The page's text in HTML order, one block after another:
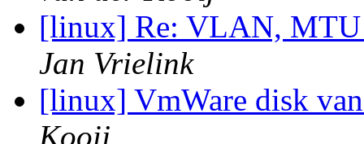
[linux] Re: VLAN, MTU
Jan Vrielink
[linux] VmWare disk
Kooij